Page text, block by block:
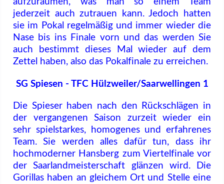
jederzeit auch zutrauen kann. Jedoch hatten
sie im Pokal regelmäßig und immer wieder die
Nase bis ins Finale vorn und das werden Sie
auch bestimmt dieses Mal wieder auf dem
Zettel haben, also das Pokalfinale zu erreichen.
SG Spiesen - TFC Hülzweiler/Saarwellingen 1
Die Spieser haben nach den Rückschlägen in
der vergangenen Saison zurzeit wieder ein
sehr spielstarkes, homogenes und erfahrenes
Team. Sie werden alles dafür tun, dass ihr
hochmoderner Hansberg zum Viertelfinale vor
der Saarlandmeisterschaft glänzen wird. Die
Gorillas haben an gleichem Ort und Stelle eine